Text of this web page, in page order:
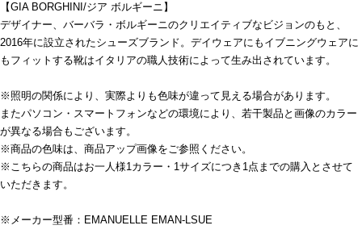
【GIA BORGHINI/ジア ボルギーニ】
デザイナー、バーバラ・ボルギーニのクリエイティブなビジョンのもと、
2016年に設立されたシューズブランド。デイウェアにもイブニングウェアに
もフィットする靴はイタリアの職人技術によって生み出されています。
※照明の関係により、実際よりも色味が違って見える場合があります。
またパソコン・スマートフォンなどの環境により、若干製品と画像のカラー
が異なる場合もございます。
※商品の色味は、商品アップ画像をご参照ください。
※こちらの商品はお一人様1カラー・1サイズにつき1点までの購入とさせて
いただきます。
※メーカー型番：EMANUELLE EMAN-LSUE